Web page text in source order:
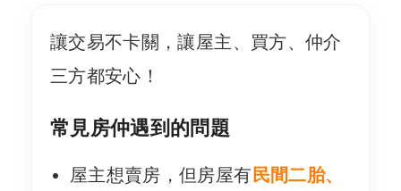
讓交易不卡關，讓屋主、買方、仲介
三方都安心！
常見房仲遇到的問題
屋主想賣房，但房屋有 民間二胎、